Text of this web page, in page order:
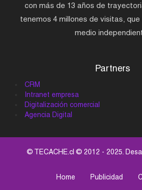
con más de 13 años de
tenemos 4 millones de visitas, que
medio
Partners
CRM
Intranet empresa
Digitalización comercial
Agencia Digital
© TECACHE.cl © 2012 - 2025.
Home Publicidad